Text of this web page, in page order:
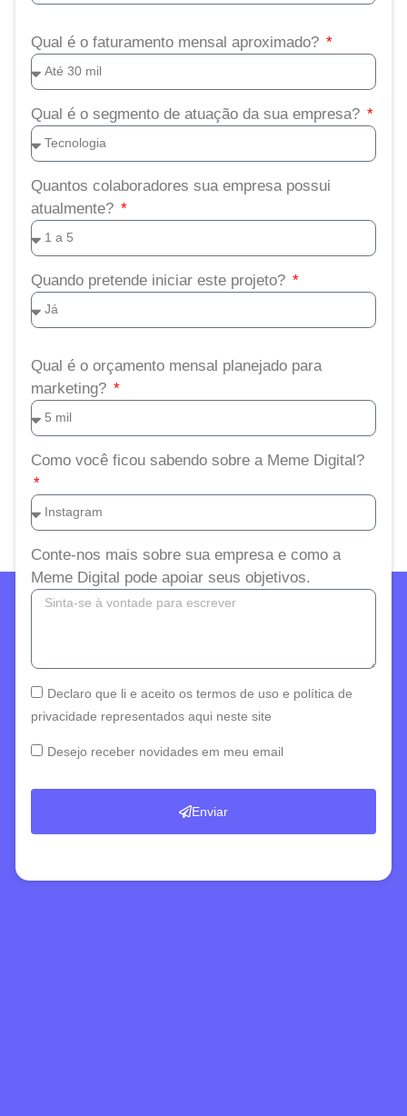
Qual é o faturamento mensal aproximado?
Qual é o segmento de atuação da sua empresa?
Quantos colaboradores sua empresa possui
atualmente?
Quando pretende iniciar este projeto?
Qual é o orçamento mensal planejado para
marketing?
Como você ficou sabendo sobre a Meme Digital?
Conte-nos mais sobre sua empresa e como a
Meme Digital pode apoiar seus objetivos.
Declaro que li e aceito os termos de uso e política de
privacidade representados aqui neste site
Desejo receber novidades em meu email
Enviar